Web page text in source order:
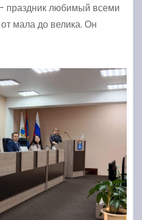
праздник любимый всеми
мала до велика. Он